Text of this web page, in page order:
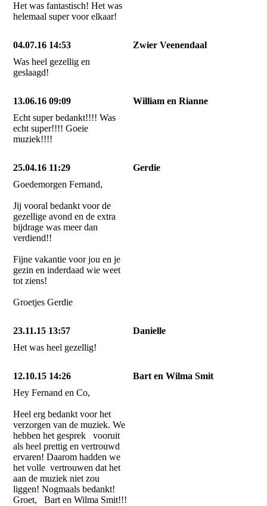
Het was fantastisch! Het was
helemaal super voor elkaar!
04.07.16 14:53
Zwier Veenendaal
Was heel gezellig en
geslaagd!
13.06.16 09:09
William en Rianne
Echt super bedankt!!!! Was
echt super!!!! Goeie
muziek!!!!
25.04.16 11:29
Gerdie
Goedemorgen Fernand,
Jij vooral bedankt voor de
gezellige avond en de extra
bijdrage was meer dan
verdiend!!
Fijne vakantie voor jou en je
gezin en inderdaad wie weet
tot ziens!
Groetjes Gerdie
23.11.15 13:57
Danielle
Het was heel gezellig!
12.10.15 14:26
Bart en Wilma Smit
Hey Fernand en Co,
Heel erg bedankt voor het
verzorgen van de muziek. We
hebben het gesprek vooruit
als heel prettig en vertrouwd
ervaren! Daarom hadden we
het volle vertrouwen dat het
aan de muziek niet zou
liggen! Nogmaals bedankt!
Groet, Bart en Wilma Smit!!!